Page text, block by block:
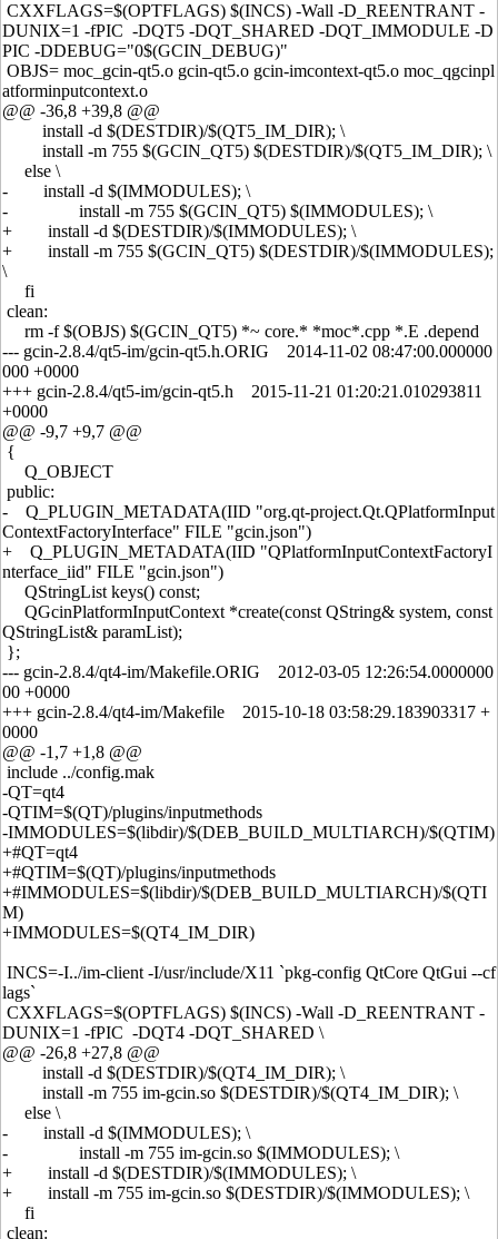
CXXFLAGS=$(OPTFLAGS) $(INCS) -Wall -D_REENTRANT -
DUNIX=1 -fPIC -DQT5 -DQT_SHARED -DQT_IMMODULE -D
PIC -DDEBUG="0$(GCIN_DEBUG)"
OBJS= moc_gcin-qt5.o gcin-qt5.o gcin-imcontext-qt5.o moc_qgcinpl
atforminputcontext.o
@@ -36,8 +39,8 @@
install -d $(DESTDIR)/$(QT5_IM_DIR); \
install -m 755 $(GCIN_QT5) $(DESTDIR)/$(QT5_IM_DIR); \
else \
- install -d $(IMMODULES); \
- install -m 755 $(GCIN_QT5) $(IMMODULES); \
+ install -d $(DESTDIR)/$(IMMODULES); \
+ install -m 755 $(GCIN_QT5) $(DESTDIR)/$(IMMODULES);
\
fi
clean:
rm -f $(OBJS) $(GCIN_QT5) *~ core.* *moc*.cpp *.E .depend
--- gcin-2.8.4/qt5-im/gcin-qt5.h.ORIG 2014-11-02 08:47:00.000000
000 +0000
+++ gcin-2.8.4/qt5-im/gcin-qt5.h 2015-11-21 01:20:21.010293811
+0000
@@ -9,7 +9,7 @@
{
Q_OBJECT
public:
- Q_PLUGIN_METADATA(IID "org.qt-project.Qt.QPlatformInput
ContextFactoryInterface" FILE "gcin.json")
+ Q_PLUGIN_METADATA(IID "QPlatformInputContextFactoryI
nterface_iid" FILE "gcin.json")
QStringList keys() const;
QGcinPlatformInputContext *create(const QString& system, const
QStringList& paramList);
};
--- gcin-2.8.4/qt4-im/Makefile.ORIG 2012-03-05 12:26:54.0000000
00 +0000
+++ gcin-2.8.4/qt4-im/Makefile 2015-10-18 03:58:29.183903317 +
0000
@@ -1,7 +1,8 @@
include ../config.mak
-QT=qt4
-QTIM=$(QT)/plugins/inputmethods
-IMMODULES=$(libdir)/$(DEB_BUILD_MULTIARCH)/$(QTIM)
+#QT=qt4
+#QTIM=$(QT)/plugins/inputmethods
+#IMMODULES=$(libdir)/$(DEB_BUILD_MULTIARCH)/$(QTI
M)
+IMMODULES=$(QT4_IM_DIR)
INCS=-I../im-client -I/usr/include/X11 `pkg-config QtCore QtGui --cf
lags`
CXXFLAGS=$(OPTFLAGS) $(INCS) -Wall -D_REENTRANT -
DUNIX=1 -fPIC -DQT4 -DQT_SHARED \
@@ -26,8 +27,8 @@
install -d $(DESTDIR)/$(QT4_IM_DIR); \
install -m 755 im-gcin.so $(DESTDIR)/$(QT4_IM_DIR); \
else \
- install -d $(IMMODULES); \
- install -m 755 im-gcin.so $(IMMODULES); \
+ install -d $(DESTDIR)/$(IMMODULES); \
+ install -m 755 im-gcin.so $(DESTDIR)/$(IMMODULES); \
fi
clean: